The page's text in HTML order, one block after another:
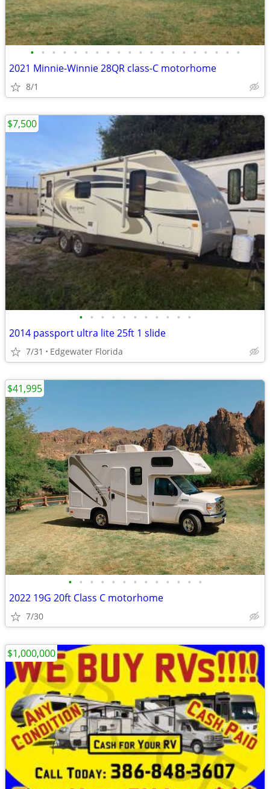
• • • • • • • • • • • • • • • • • • • •
2021 Minnie-Winnie 28QR class-C motorhome
8/1
• • • • • • • • • • •
2014 passport ultra lite 25ft 1 slide
7/31 Edgewater Florida
$7,500
• • • • • • • • • • • • •
2022 19G 20ft Class C motorhome
7/30
$41,995
$1,000,000